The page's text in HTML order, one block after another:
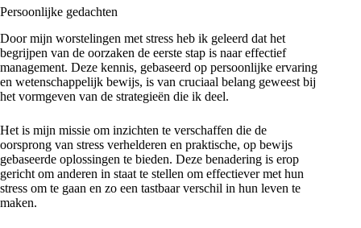
Persoonlijke gedachten
Door mijn worstelingen met stress heb ik geleerd dat het
begrijpen van de oorzaken de eerste stap is naar effectief
management. Deze kennis, gebaseerd op persoonlijke ervaring
en wetenschappelijk bewijs, is van cruciaal belang geweest bij
het vormgeven van de strategieën die ik deel.
Het is mijn missie om inzichten te verschaffen die de
oorsprong van stress verhelderen en praktische, op bewijs
gebaseerde oplossingen te bieden. Deze benadering is erop
gericht om anderen in staat te stellen om effectiever met hun
stress om te gaan en zo een tastbaar verschil in hun leven te
maken.